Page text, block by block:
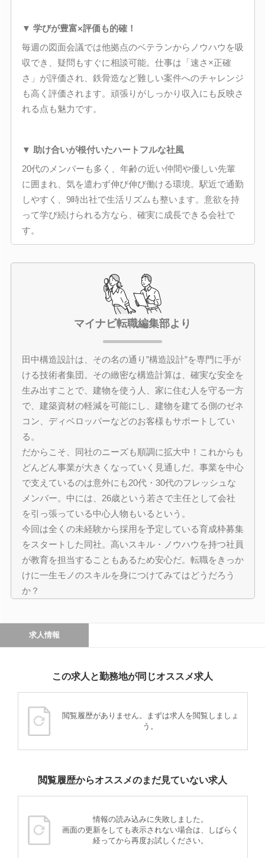
▼ 学びが豊富×評価も的確！
毎週の図面会議では他拠点のベテランからノウハウを吸
収でき、疑問もすぐに相談可能。仕事は「速さ×正確
さ」が評価され、鉄骨造など難しい案件へのチャレンジ
も高く評価されます。頑張りがしっかり収入にも反映さ
れる点も魅力です。
▼ 助け合いが根付いたハートフルな社風
20代のメンバーも多く、年齢の近い仲間や優しい先輩
に囲まれ、気を遣わず伸び伸び働ける環境。駅近で通勤
しやすく、9時出社で生活リズムも整います。意欲を持
って学び続けられる方なら、確実に成長できる会社で
す。
マイナビ転職編集部より
田中構造設計は、その名の通り”構造設計”を専門に手が
ける技術者集団。その緻密な構造計算は、確実な安全を
生み出すことで、建物を使う人、家に住む人を守る一方
で、建築資材の軽減を可能にし、建物を建てる側のゼネ
コン、ディベロッパーなどのお客様もサポートしてい
る。
だからこそ、同社のニーズも順調に拡大中！これからも
どんどん事業が大きくなっていく見通しだ。事業を中心
で支えているのは意外にも20代・30代のフレッシュな
メンバー。中には、26歳という若さで主任として会社
を引っ張っている中心人物もいるという。
今回は全くの未経験から採用を予定している育成枠募集
をスタートした同社。高いスキル・ノウハウを持つ社員
が教育を担当することもあるため安心だ。転職をきっか
けに一生モノのスキルを身につけてみてはどうだろう
か？
求人情報
この求人と勤務地が同じオススメ求人
閲覧履歴がありません。まずは求人を閲覧しましょ
う。
閲覧履歴からオススメのまだ見ていない求人
情報の読み込みに失敗しました。
画面の更新をしても表示されない場合は、しばらく
経ってから再度お試しください。